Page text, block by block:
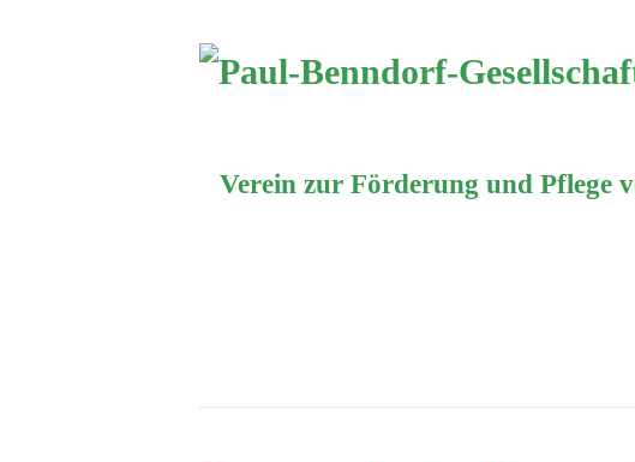
Verein zur Förderung und Pflege